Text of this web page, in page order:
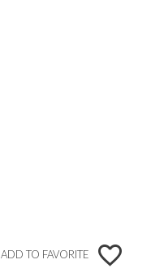
ADD TO FAVORITE